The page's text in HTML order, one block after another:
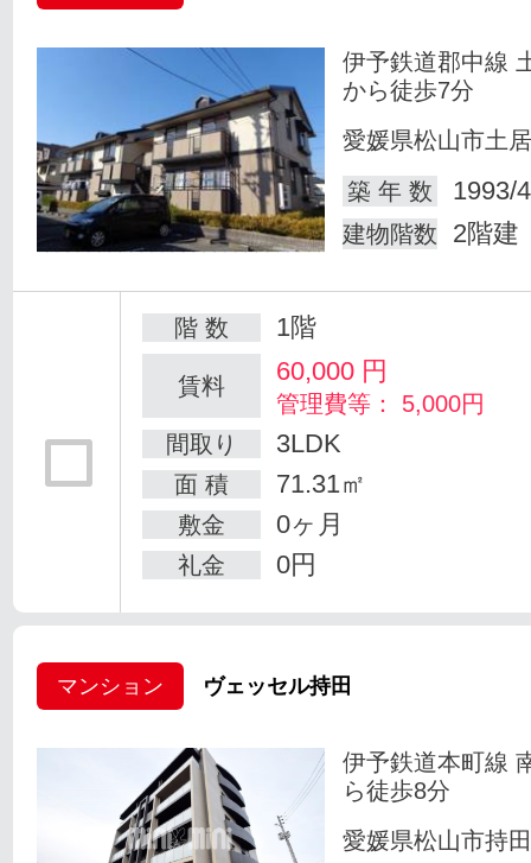
伊予鉄道郡中線
から徒歩7分
愛媛県松山市土
築 年 数
1993/
建物階数 2階建
階 数 1階
賃料 60,000 円
管理費等： 5,000円
間取り
3LDK
面 積 71.31㎡
敷金 0ヶ月
礼金 0円
マンション ヴェッセル持田
伊予鉄道本町線
ら徒歩8分
愛媛県松山市持